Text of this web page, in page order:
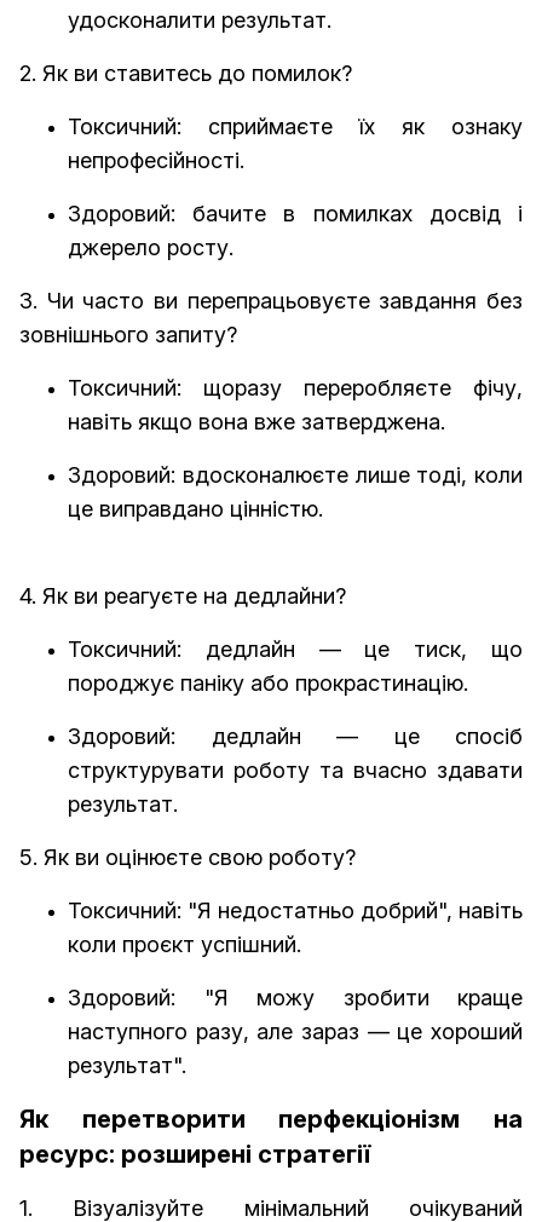
удосконалити результат.
2. Як ви ставитесь до помилок?
Токсичний: сприймаєте їх як ознаку
непрофесійності.
Здоровий: бачите в помилках досвід і
джерело росту.
3. Чи часто ви перепрацьовуєте завдання без
зовнішнього запиту?
Токсичний: щоразу переробляєте фічу,
навіть якщо вона вже затверджена.
Здоровий: вдосконалюєте лише тоді, коли
це виправдано цінністю.
4. Як ви реагуєте на дедлайни?
Токсичний: дедлайн — це тиск, що
породжує паніку або прокрастинацію.
Здоровий: дедлайн — це спосіб
структурувати роботу та вчасно здавати
результат.
5. Як ви оцінюєте свою роботу?
Токсичний: "Я недостатньо добрий", навіть
коли проєкт успішний.
Здоровий: "Я можу зробити краще
наступного разу, але зараз — це хороший
результат".
Як перетворити перфекціонізм на
ресурс: розширені стратегії
1. Візуалізуйте мінімальний очікуваний